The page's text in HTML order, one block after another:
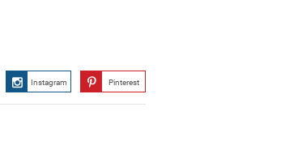
Instagram Pinterest